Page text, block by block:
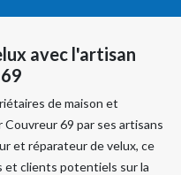
avec l'artisan
de maison et
Couvreur 69 par ses artisans
et réparateur de velux, ce
et clients potentiels sur la